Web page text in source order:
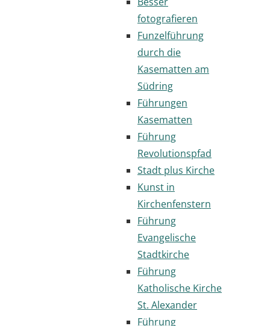
fotografieren
Funzelführung
durch die
Kasematten am
Südring
Führungen
Kasematten
Führung
Revolutionspfad
Stadt plus Kirche
Kunst in
Kirchenfenstern
Führung
Evangelische
Stadtkirche
Führung
Katholische Kirche
St. Alexander
Führung